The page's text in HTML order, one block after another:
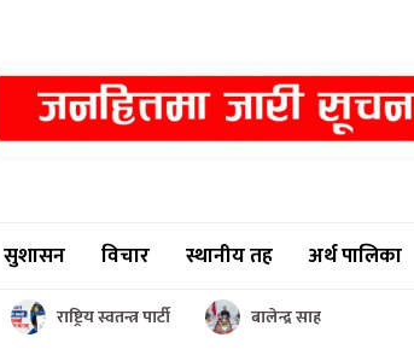
सुशासन विचार स्थानीय तह अर्थ पालिका
राष्ट्रिय स्वतन्त्र पार्टी बालेन्द्र साह